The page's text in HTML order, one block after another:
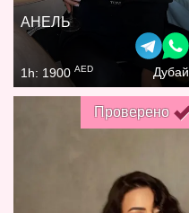
АНЕЛЬ
1h: 1900 AED Дубай
Проверено